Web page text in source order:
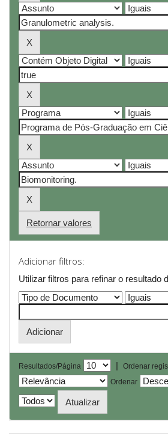
Retornar valores
Adicionar filtros:
Utilizar filtros para refinar o resultado
Resultados/Página |
Ordenar
Ordenar